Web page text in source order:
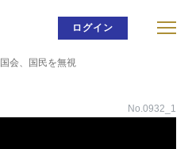
ログイン
国会、国民を無視
No.0932_1